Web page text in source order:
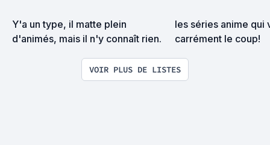
Y'a un type, il matte plein
d'animés, mais il n'y connaît rien.
les séries anime qui
carrément le coup!
VOIR PLUS DE LISTES